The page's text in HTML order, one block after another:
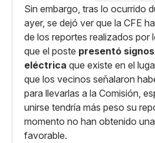
Sin embargo, tras lo ocurrido
ayer, se dejó ver que la CFE
de los reportes realizados por
que el poste presentó
eléctrica que existe en el
que los vecinos señalaron
para llevarlas a la Comisión,
unirse tendría más peso su
momento no han obtenido
favorable.